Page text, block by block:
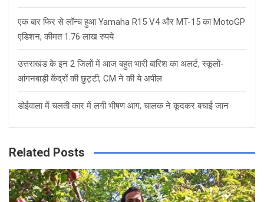
एक बार फिर से लॉन्च हुआ Yamaha R15 V4 और MT-15 का MotoGP
एडिशन, कीमत 1.76 लाख रुपये
उत्तराखंड के इन 2 जिलों में आज बहुत भारी बारिश का अलर्ट, स्कूलों-
आंगनबाड़ी केंद्रों की छुट्टी, CM ने की ये अपील
डोईवाला में चलती कार में लगी भीषण आग, चालक ने कूदकर बचाई जान
Related Posts